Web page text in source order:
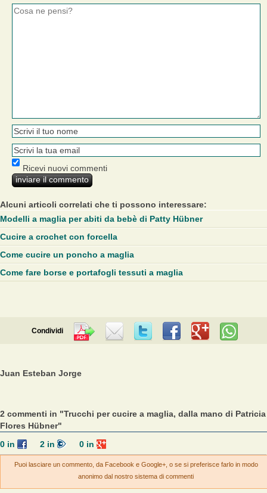
Ricevi nuovi commenti
Alcuni articoli correlati che ti possono interessare:
Modelli a maglia per abiti da bebè di Patty Hübner
Cucire a crochet con forcella
Come cucire un poncho a maglia
Come fare borse e portafogli tessuti a maglia
Condividi
Juan Esteban Jorge
2 commenti in "Trucchi per cucire a maglia, dalla mano di Patricia
Flores Hübner"
0in 2in 0 in
Puoi lasciare un commento, da Facebook e Google+, o se si preferisce farlo in modo
anonimo dal nostro sistema di commenti